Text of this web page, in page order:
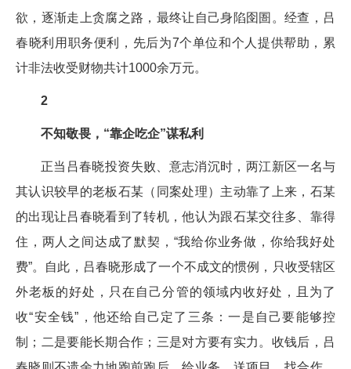
欲，逐渐走上贪腐之路，最终让自己身陷囹圄。经查，吕
春晓利用职务便利，先后为7个单位和个人提供帮助，累
计非法收受财物共计1000余万元。
2
不知敬畏，“靠企吃企”谋私利
正当吕春晓投资失败、意志消沉时，两江新区一名与
其认识较早的老板石某（同案处理）主动靠了上来，石某
的出现让吕春晓看到了转机，他认为跟石某交往多、靠得
住，两人之间达成了默契，“我给你业务做，你给我好处
费”。自此，吕春晓形成了一个不成文的惯例，只收受辖区
外老板的好处，只在自己分管的领域内收好处，且为了
收“安全钱”，他还给自己定了三条：一是自己要能够控
制；二是要能长期合作；三是对方要有实力。收钱后，吕